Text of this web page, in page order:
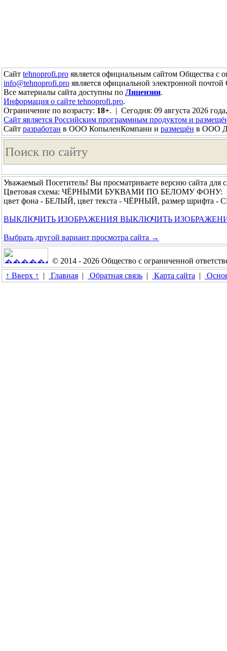
Сайт tehnoprofi.pro является официальным сайтом Общества с
info@tehnoprofi.pro является официальной электронной
Все материалы сайта доступны по Лицензии.
Информация о сайте tehnoprofi.pro.
Ограничение по возрасту: 18+. | Сегодня: 09 августа 2026
Сайт является Российским программным продуктом и
Сайт разработан в ООО КопыленКомпани и размещён в ООО
Уважаемый Посетитель! Вы просматриваете версию сайта для
Цветовая схема: ЧЁРНЫМИ БУКВАМИ ПО БЕЛОМУ ФОНУ:
цвет фона - БЕЛЫЙ, цвет текста - ЧЁРНЫЙ, размер шрифта
ВЫКЛЮЧИТЬ ИЗОБРАЖЕНИЯ ВЫКЛЮЧИТЬ
Выбрать другой вариант просмотра сайта →
© 2014 - 2026 Общество с ограниченной
↑ Вверх ↑
| Главная | Обратная связь | Карта сайта |